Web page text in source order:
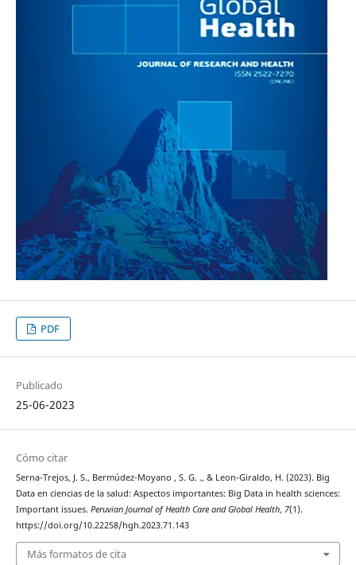
PDF
Publicado
25-06-2023
Cómo citar
Serna-Trejos, J. S., Bermúdez-Moyano , S. G. ., & Leon-Giraldo, H. (2023). Big
Data en ciencias de la salud: Aspectos importantes: Big Data in health sciences:
Important issues. Peruvian Journal of Health Care and Global Health, 7(1).
https://doi.org/10.22258/hgh.2023.71.143
Más formatos de cita